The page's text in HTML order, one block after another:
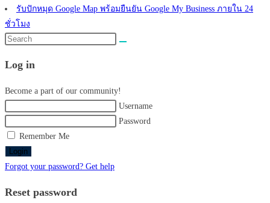
รับปักหมุด Google Map พร้อมยืนยัน Google My Business ภายใน 24
ชั่วโมง
Search
website
Log in
Become a part of our community!
Username
Password
Remember Me
Login
Forgot your password? Get help
Reset password